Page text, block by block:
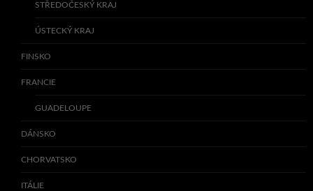
STŘEDOČESKÝ KRAJ
ÚSTECKÝ KRAJ
FINSKO
FRANCIE
GUADELOUPE
DÁNSKO
CHORVATSKO
ITÁLIE